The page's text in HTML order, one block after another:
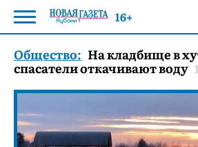
Общество: На кладбище в
спасатели откачивают воду
16+